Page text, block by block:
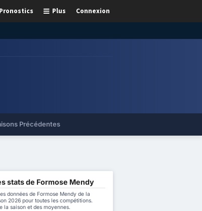
Connexion
Plus
Pronostics
Précédentes
stats de Formose Mendy
données de Formose Mendy de la
2026 pour toutes les compétitions.
la saison et des moyennes.